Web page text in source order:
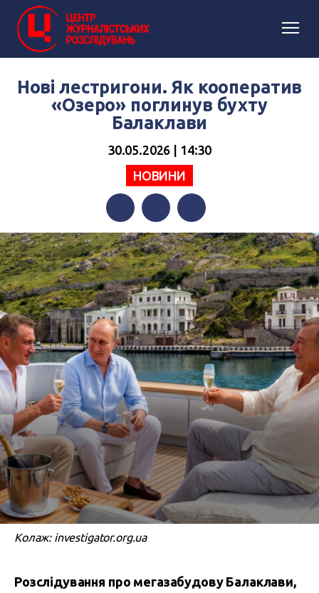
Нові лестригони. Як кооператив
«Озеро» поглинув бухту
Балаклави
30.05.2026 | 14:30
НОВИНИ
FacebookTwitterTelegram
Колаж: investigator.org.ua
Розслідування про мегазабудову Балаклави,